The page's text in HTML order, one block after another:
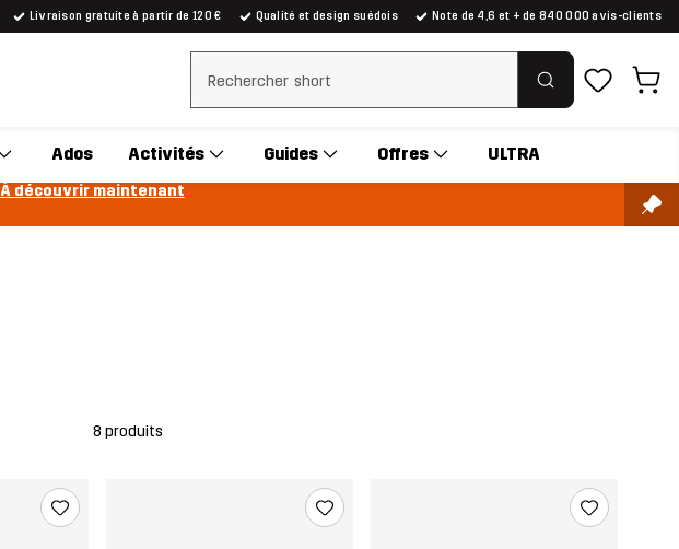
Livraison gratuite à partir de 120 € Qualité et design suédois Note de 4,6 et + de 840 000 avis-clients
Effacer la recherche
Ados Activités Guides Offres ULTRA
À découvrir maintenant
8 produits